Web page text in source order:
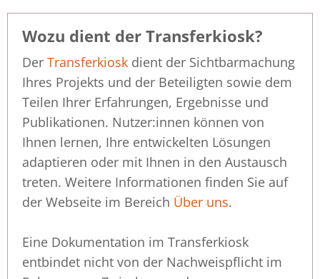
Wozu dient der Transferkiosk?
Der Transferkiosk dient der Sichtbarmachung
Ihres Projekts und der Beteiligten sowie dem
Teilen Ihrer Erfahrungen, Ergebnisse und
Publikationen. Nutzer:innen können von
Ihnen lernen, Ihre entwickelten Lösungen
adaptieren oder mit Ihnen in den Austausch
treten. Weitere Informationen finden Sie auf
der Webseite im Bereich Über uns.
Eine Dokumentation im Transferkiosk
entbindet nicht von der Nachweispflicht im